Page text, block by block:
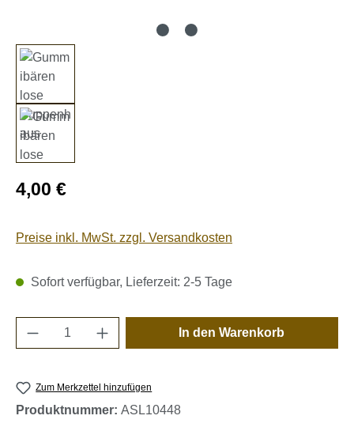
Regulärer Preis:
4,00 €
Preise inkl. MwSt. zzgl. Versandkosten
Sofort verfügbar, Lieferzeit: 2-5 Tage
Produkt Anzahl: Gib den gewünschten
In den Warenkorb
Zum Merkzettel hinzufügen
Produktnummer: ASL10448